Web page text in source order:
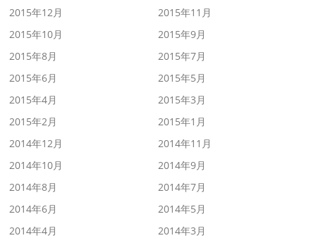
2015年12月
2015年11月
2015年10月
2015年9月
2015年8月
2015年7月
2015年6月
2015年5月
2015年4月
2015年3月
2015年2月
2015年1月
2014年12月
2014年11月
2014年10月
2014年9月
2014年8月
2014年7月
2014年6月
2014年5月
2014年4月
2014年3月